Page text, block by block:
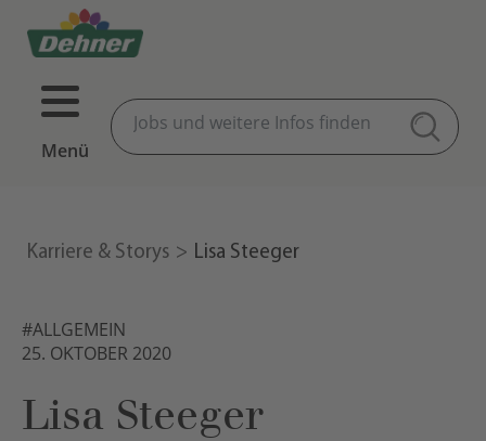
Menü
Karriere & Storys Lisa Steeger
#ALLGEMEIN
25. OKTOBER 2020
Lisa Steeger